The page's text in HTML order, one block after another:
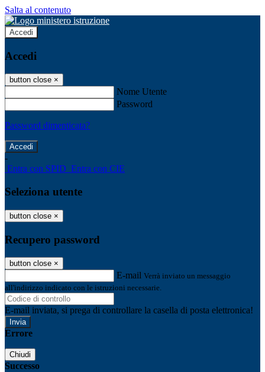
Salta al contenuto
Accedi
Accedi
button close ×
Nome Utente
Password
Password dimenticata?
-
Entra con SPID Entra con CIE
Seleziona utente
button close ×
Recupero password
button close ×
E-mail Verrà inviato un messaggio
all'indirizzo indicato con le istruzioni necessarie.
E-mail inviata, si prega di controllare la casella di posta elettronica!
Errore
Chiudi
Successo